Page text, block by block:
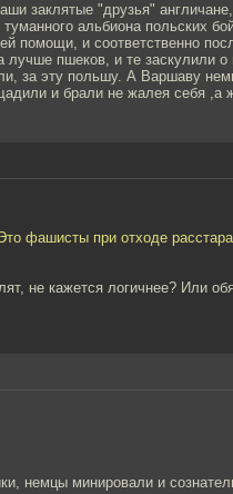
заклятые "друзья"
альбиона польских
помощи, и соответственно
лучше пшеков, и те заскулили
за эту польшу. А Варшаву
и брали не жалея себя ,а
фашисты при отходе
не кажется логичнее? Или
немцы минировали и